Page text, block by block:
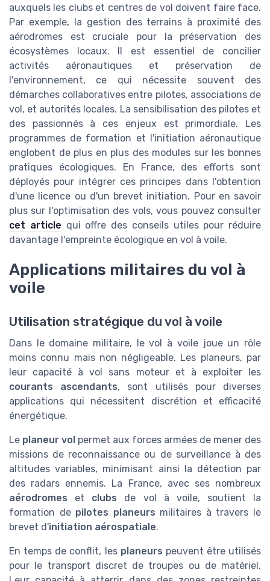
auxquels les clubs et centres de vol doivent faire face.
Par exemple, la gestion des terrains à proximité des
aérodromes est cruciale pour la préservation des
écosystèmes locaux. Il est essentiel de concilier
activités aéronautiques et préservation de
l'environnement, ce qui nécessite souvent des
démarches collaboratives entre pilotes, associations de
vol, et autorités locales. La sensibilisation des pilotes et
des passionnés à ces enjeux est primordiale. Les
programmes de formation et l'initiation aéronautique
englobent de plus en plus des modules sur les bonnes
pratiques écologiques. En France, des efforts sont
déployés pour intégrer ces principes dans l'obtention
d'une licence ou d'un brevet initiation. Pour en savoir
plus sur l'optimisation des vols, vous pouvez consulter
cet article qui offre des conseils utiles pour réduire
davantage l'empreinte écologique en vol à voile.
Applications militaires du vol à
voile
Utilisation stratégique du vol à voile
Dans le domaine militaire, le vol à voile joue un rôle
moins connu mais non négligeable. Les planeurs, par
leur capacité à vol sans moteur et à exploiter les
courants ascendants, sont utilisés pour diverses
applications qui nécessitent discrétion et efficacité
énergétique.
Le planeur vol permet aux forces armées de mener des
missions de reconnaissance ou de surveillance à des
altitudes variables, minimisant ainsi la détection par
des radars ennemis. La France, avec ses nombreux
aérodromes et clubs de vol à voile, soutient la
formation de pilotes planeurs militaires à travers le
brevet d'initiation aérospatiale.
En temps de conflit, les planeurs peuvent être utilisés
pour le transport discret de troupes ou de matériel.